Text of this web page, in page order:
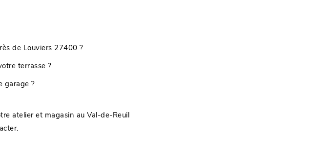
de Louviers 27400 ?
terrasse ?
garage ?
atelier et magasin au Val-de-Reuil